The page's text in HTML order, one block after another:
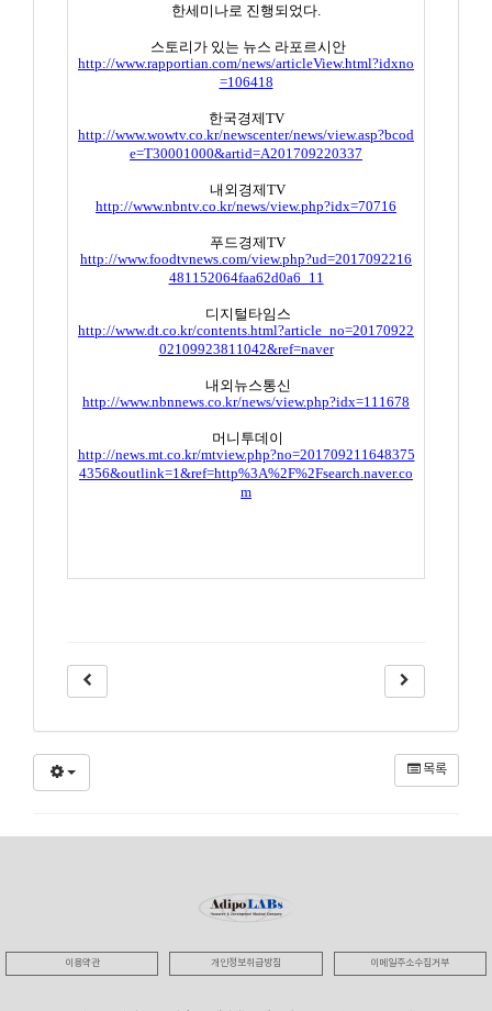
한세미나로 진행되었다.
스토리가 있는 뉴스 라포르시안
http://www.rapportian.com/news/articleView.html?idxno
=106418
한국경제TV
http://www.wowtv.co.kr/newscenter/news/view.asp?bcod
e=T30001000&artid=A201709220337
내외경제TV
http://www.nbntv.co.kr/news/view.php?idx=70716
푸드경제TV
http://www.foodtvnews.com/view.php?ud=2017092216
481152064faa62d0a6_11
디지털타임스
http://www.dt.co.kr/contents.html?article_no=20170922
02109923811042&ref=naver
내외뉴스통신
http://www.nbnnews.co.kr/news/view.php?idx=111678
머니투데이
http://news.mt.co.kr/mtview.php?no=201709211648375
4356&outlink=1&ref=http%3A%2F%2Fsearch.naver.co
m
목록
이용약관 개인정보취급방침 이메일주소수집거부